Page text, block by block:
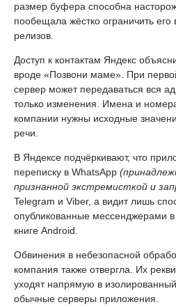
размер буфера способна
пообещала жёстко ограничить
релизов.
Доступ к контактам Яндекс
вроде «Позвони маме». При
сервер может передаваться вся
только изменения. Имена и
компании нужны исходные
речи.
В Яндексе подчёркивают, что
переписку в WhatsApp
признанной экстремисткой и
Telegram и Viber, а видит лишь
опубликованные мессенджерами
книге Android.
Обвинения в небезопасной
компания также отвергла. Их
уходят напрямую в
обычные серверы приложения.